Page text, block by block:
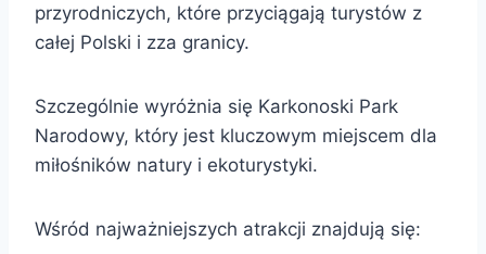
przyrodniczych, które przyciągają turystów z
całej Polski i zza granicy.
Szczególnie wyróżnia się Karkonoski Park
Narodowy, który jest kluczowym miejscem dla
miłośników natury i ekoturystyki.
Wśród najważniejszych atrakcji znajdują się: